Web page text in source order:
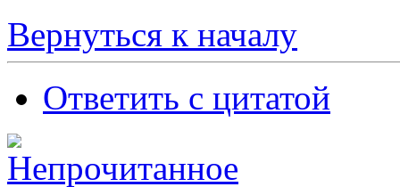
Вернуться к началу
Ответить с цитатой